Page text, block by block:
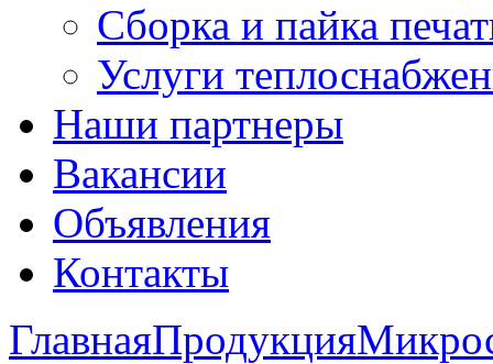
Сборка и пайка
Услуги
Наши партнеры
Вакансии
Объявления
Контакты
ГлавнаяПродукция